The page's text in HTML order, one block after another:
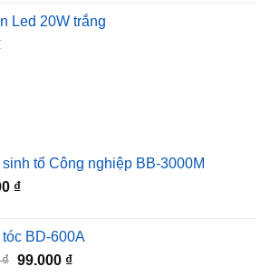
Led 20W trắng
sinh tố Công nghiệp BB-3000M
₫
tóc BD-600A
₫ Giá
99.000 ₫Giá